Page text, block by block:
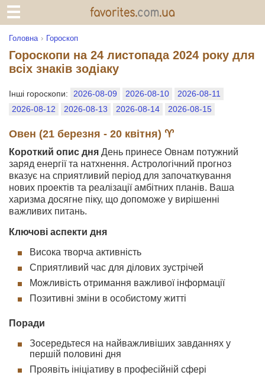
Головна Гороскоп
Гороскопи на 24 листопада 2024 року для
всіх знаків зодіаку
Інші гороскопи: 2026-08-09 2026-08-10
2026-08-11
2026-08-12
2026-08-13 2026-08-14 2026-08-15
Овен (21 березня - 20 квітня) ♈
Короткий опис дня День принесе Овнам потужний
заряд енергії та натхнення. Астрологічний прогноз
вказує на сприятливий період для започаткування
нових проектів та реалізації амбітних планів. Ваша
харизма досягне піку, що допоможе у вирішенні
важливих питань.
Ключові аспекти дня
Висока творча активність
Сприятливий час для ділових зустрічей
Можливість отримання важливої інформації
Позитивні зміни в особистому житті
Поради
Зосередьтеся на найважливіших завданнях у
першій половині дня
Проявіть ініціативу в професійній сфері